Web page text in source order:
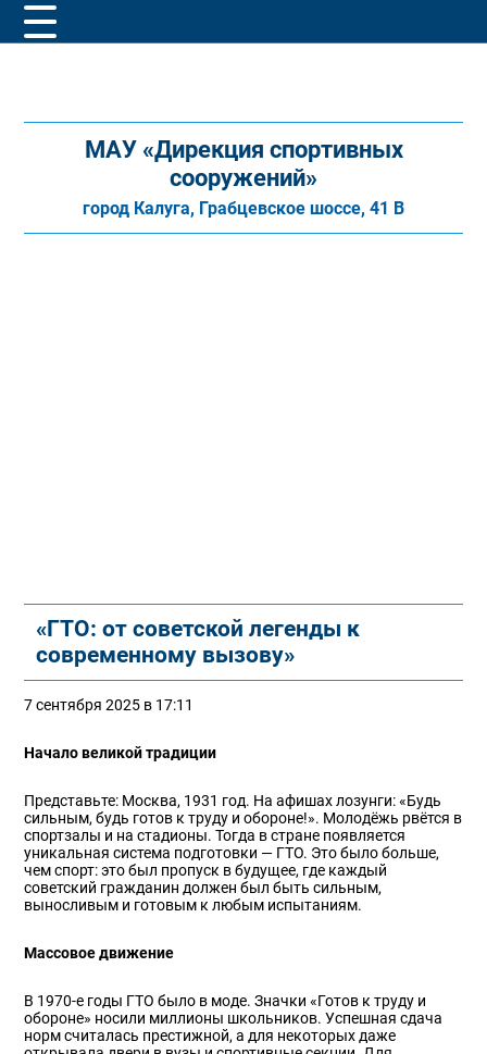
МАУ «Дирекция спортивных
сооружений»
город Калуга, Грабцевское шоссе, 41 В
«ГТО: от советской легенды к
современному вызову»
7 сентября 2025 в 17:11
Начало великой традиции
Представьте: Москва, 1931 год. На афишах лозунги: «Будь
сильным, будь готов к труду и обороне!». Молодёжь рвётся в
спортзалы и на стадионы. Тогда в стране появляется
уникальная система подготовки — ГТО. Это было больше,
чем спорт: это был пропуск в будущее, где каждый
советский гражданин должен был быть сильным,
выносливым и готовым к любым испытаниям.
Массовое движение
В 1970-е годы ГТО было в моде. Значки «Готов к труду и
обороне» носили миллионы школьников. Успешная сдача
норм считалась престижной, а для некоторых даже